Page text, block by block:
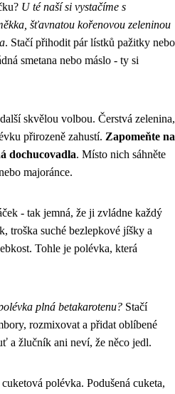
U té naší si vystačíme s
šťavnatou kořenovou zeleninou
. Stačí přihodit pár lístků pažitky nebo
smetana nebo máslo - ty si
skvělou volbou. Čerstvá zelenina,
přirozeně zahustí. Zapomeňte na
dochucovadla. Místo nich sáhněte
majoránce.
- tak jemná, že ji zvládne každý
troška suché bezlepkové jíšky a
Tohle je polévka, která
plná betakarotenu? Stačí
rozmixovat a přidat oblíbené
a žlučník ani neví, že něco jedl.
polévka. Podušená cuketa,